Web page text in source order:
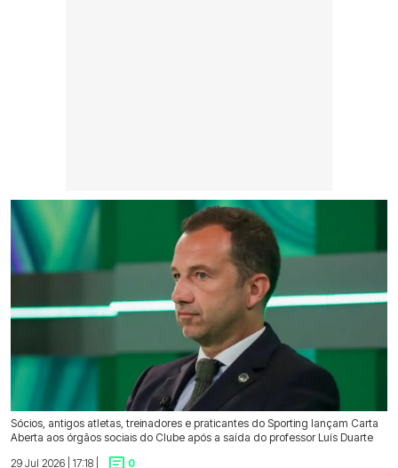
Sócios, antigos atletas, treinadores e praticantes do Sporting lançam Carta
Aberta aos órgãos sociais do Clube após a saída do professor Luís Duarte
29 Jul 2026 | 17:18 |
0